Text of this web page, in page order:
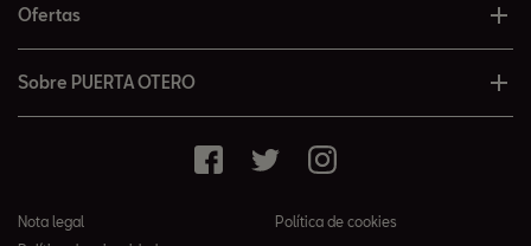
Ofertas
Sobre PUERTA OTERO
Nota legal
Política de cookies